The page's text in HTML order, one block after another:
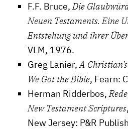
F.F. Bruce,Die
Neuen Testaments. Eine
Entstehung und ihrer
VLM, 1976.
Greg Lanier,A
We Got the Bible, Fearn:
Herman Ridderbos,
New Testament Scriptures
New Jersey: P&R